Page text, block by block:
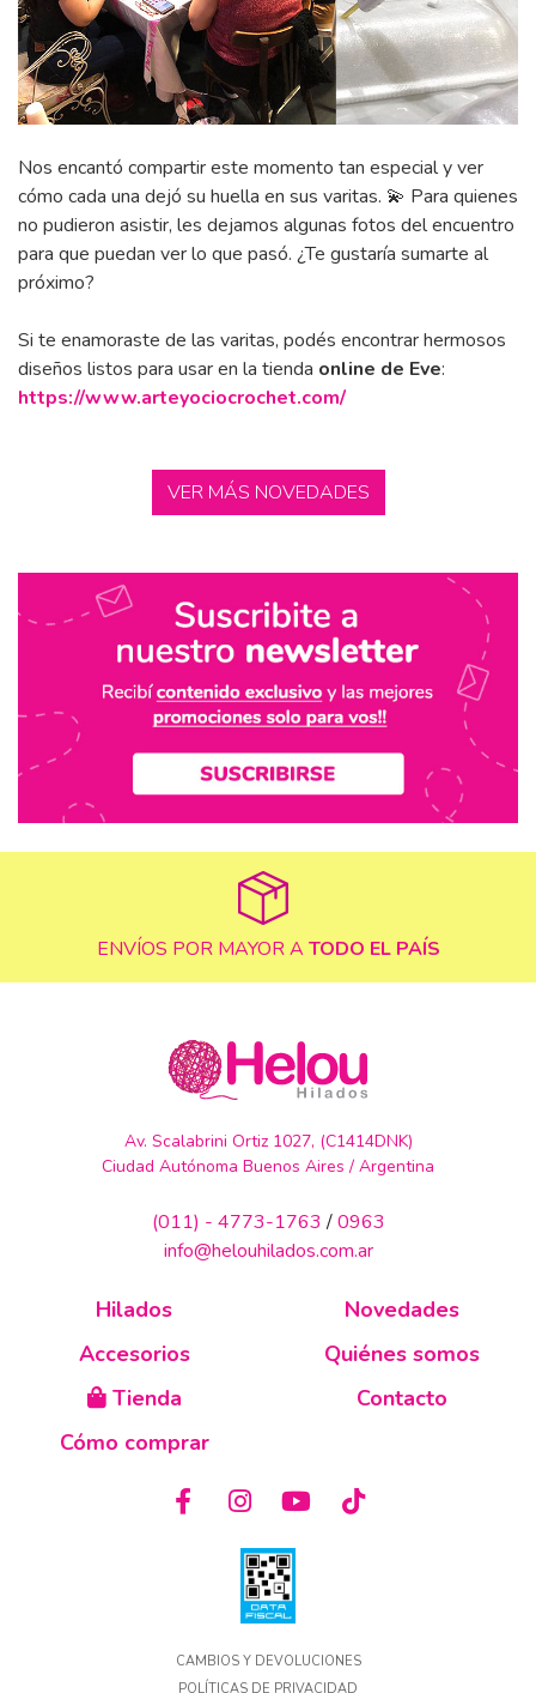
Nos encantó compartir este momento tan especial y ver
cómo cada una dejó su huella en sus varitas. 💫 Para quienes
no pudieron asistir, les dejamos algunas fotos del encuentro
para que puedan ver lo que pasó. ¿Te gustaría sumarte al
próximo?
Si te enamoraste de las varitas, podés encontrar hermosos
diseños listos para usar en la tienda online de Eve:
https://www.arteyociocrochet.com/
VER MÁS NOVEDADES
ENVÍOS POR MAYOR A TODO EL PAÍS
Av. Scalabrini Ortiz 1027, (C1414DNK)
Ciudad Autónoma Buenos Aires / Argentina
(011) - 4773-1763 /0963
info@helouhilados.com.ar
Hilados
Accesorios
Tienda
Cómo comprar
Novedades
Quiénes somos
Contacto
CAMBIOS Y DEVOLUCIONES
POLÍTICAS DE PRIVACIDAD